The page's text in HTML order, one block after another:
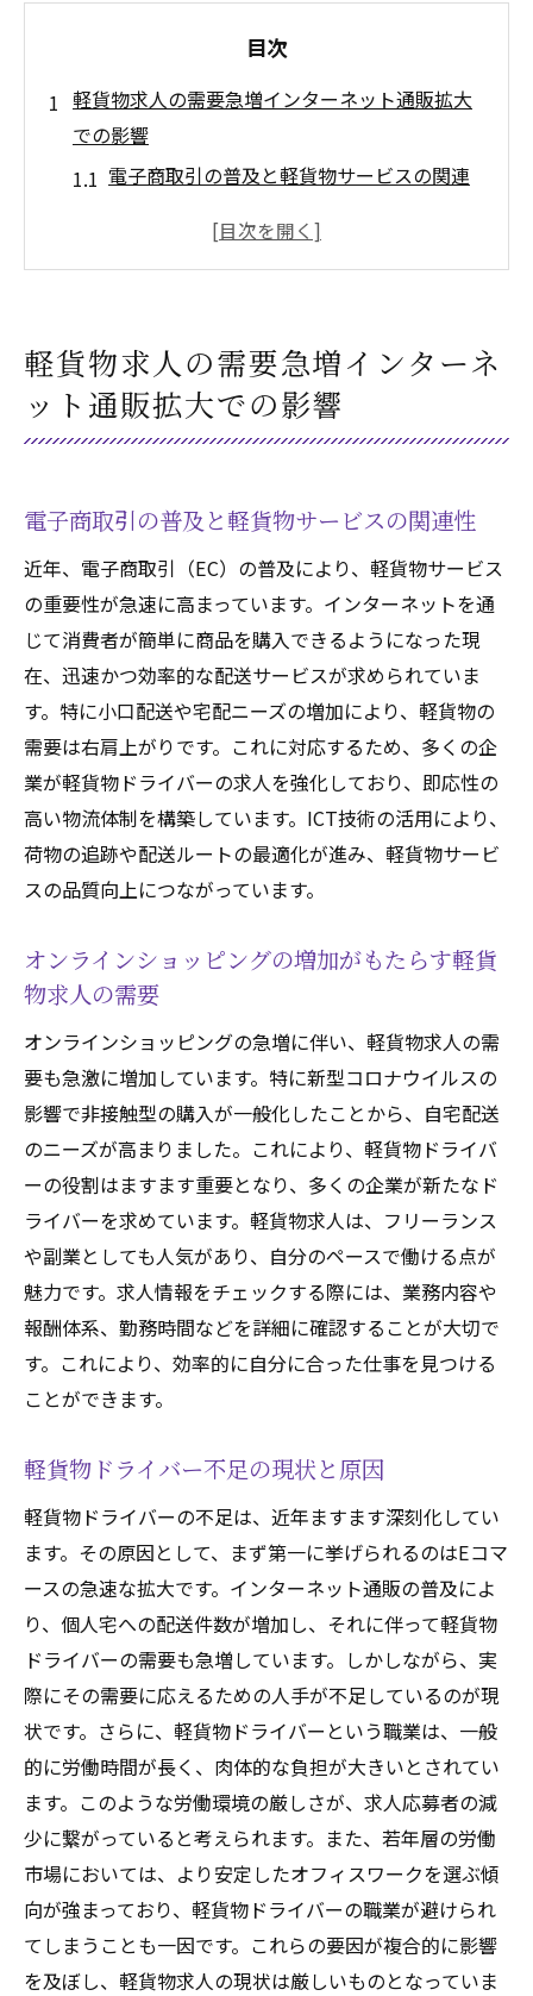
目次
軽貨物求人の需要急増インターネット通販拡大
での影響
電子商取引の普及と軽貨物サービスの関連
オンラインショッピングの増加がもたらす
コロナ禍における軽貨物需要の変化
軽貨物業界の成長予測と求人市場への影響
地域別に見る軽貨物求人の増加傾向
インターネット求人サイトを活用するコツ
SNSとコミュニティサイトでの求人情報の
探し方
ハローワークや地域の求人情報誌の活用方
法
運送会社への直接問い合わせのメリット
軽貨物求人専門サイトの紹介
おすすめの軽貨物求人検索アプリ
自分に合った軽貨物求人見つけ方ガイド
求人情報の見方と重要ポイント
地域別の求人情報比較
福利厚生や待遇条件の確認ポイント
軽貨物求人における仕事内容の詳細
自分の希望に合った企業の見極め方
軽貨物求人応募手順履歴書準備から面接対策ま
で
履歴書・職務経歴書の書き方
応募書類の提出方法と注意点
面接準備のコツとよくある質問
適切な服装とマナーで印象アップ
面接後のフォローアップの重要性
採用後の手続きと初日の準備
軽貨物ドライバーに求められる基本スキル
運転免許の種類と取得方法
運転技術向上のための研修・講習
健康管理とフィットネスの重要性
コミュニケーション能力の必要性
物流業務に関する知識と資格
軽貨物求人で成功するためのポイント
効率的な配送ルートの作り方
時間管理とスケジュールの立て方
顧客との良好な関係を築く方法
トラブル対応とクレーム処理のコツ
自己管理とストレス対策
継続的なスキルアップの方法
軽貨物求人の需要急増インターネ
ット通販拡大での影響
電子商取引の普及と軽貨物サービスの関連性
近年、電子商取引（EC）の普及により、軽貨物サービス
の重要性が急速に高まっています。インターネットを通
じて消費者が簡単に商品を購入できるようになった現
在、迅速かつ効率的な配送サービスが求められていま
す。特に小口配送や宅配ニーズの増加により、軽貨物の
需要は右肩上がりです。これに対応するため、多くの企
業が軽貨物ドライバーの求人を強化しており、即応性の
高い物流体制を構築しています。ICT技術の活用により、
荷物の追跡や配送ルートの最適化が進み、軽貨物サービ
スの品質向上につながっています。
オンラインショッピングの増加がもたらす軽貨
物求人の需要
オンラインショッピングの急増に伴い、軽貨物求人の需
要も急激に増加しています。特に新型コロナウイルスの
影響で非接触型の購入が一般化したことから、自宅配送
のニーズが高まりました。これにより、軽貨物ドライバ
ーの役割はますます重要となり、多くの企業が新たなド
ライバーを求めています。軽貨物求人は、フリーランス
や副業としても人気があり、自分のペースで働ける点が
魅力です。求人情報をチェックする際には、業務内容や
報酬体系、勤務時間などを詳細に確認することが大切で
す。これにより、効率的に自分に合った仕事を見つける
ことができます。
軽貨物ドライバー不足の現状と原因
軽貨物ドライバーの不足は、近年ますます深刻化してい
ます。その原因として、まず第一に挙げられるのはEコマ
ースの急速な拡大です。インターネット通販の普及によ
り、個人宅への配送件数が増加し、それに伴って軽貨物
ドライバーの需要も急増しています。しかしながら、実
際にその需要に応えるための人手が不足しているのが現
状です。さらに、軽貨物ドライバーという職業は、一般
的に労働時間が長く、肉体的な負担が大きいとされてい
ます。このような労働環境の厳しさが、求人応募者の減
少に繋がっていると考えられます。また、若年層の労働
市場においては、より安定したオフィスワークを選ぶ傾
向が強まっており、軽貨物ドライバーの職業が避けられ
てしまうことも一因です。これらの要因が複合的に影響
を及ぼし、軽貨物求人の現状は厳しいものとなっていま